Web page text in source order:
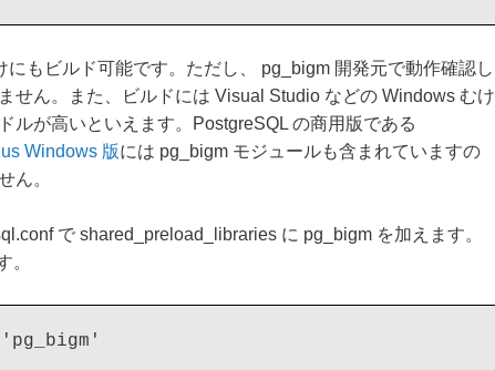
もビルド可能です。ただし、 pg_bigm 開発元で動作確認し
せん。また、ビルドには Visual Studio などの Windows むけ
ルが高いといえます。PostgreSQL の商用版である
Windows 版には pg_bigm モジュールも含まれていますの
ん。
で shared_preload_libraries に pg_bigm を加えます。
。